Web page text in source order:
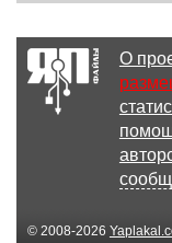
О
© 2008-2026